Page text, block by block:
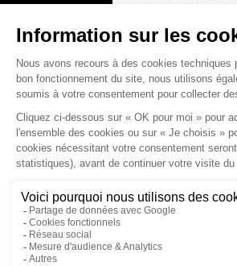
CABINET
2 bis Avenue de
33350 ST MAGNE-DE-
Tél :05 57 55 87 30 - Fax : 05
Email :gaucher-piola@gaucher-
NOUS
NOUS